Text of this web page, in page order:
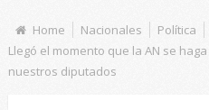
Home Nacionales Política
Llegó el momento que la AN se
nuestros diputados